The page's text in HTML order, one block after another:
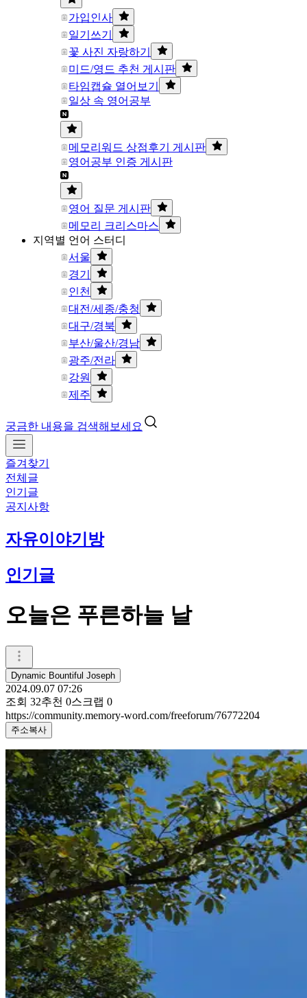
가입인사
일기쓰기
꽃 사진 자랑하기
미드/영드 추천 게시판
타임캡슐 열어보기
일상 속 영어공부
메모리워드 상점후기 게시판
영어공부 인증 게시판
영어 질문 게시판
메모리 크리스마스
지역별 언어 스터디
서울
경기
인천
대전/세종/충청
대구/경북
부산/울산/경남
광주/전라
강원
제주
궁금한 내용을 검색해보세요
즐겨찾기
전체글
인기글
공지사항
자유이야기방
인기글
오늘은 푸른하늘 날
Dynamic Bountiful Joseph
2024.09.07 07:26
조회 32추천 0스크랩 0
https://community.memory-word.com/freeforum/76772204
주소복사